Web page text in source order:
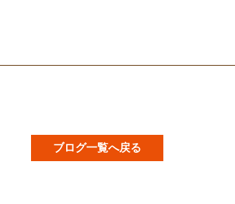
ブログ一覧へ戻る